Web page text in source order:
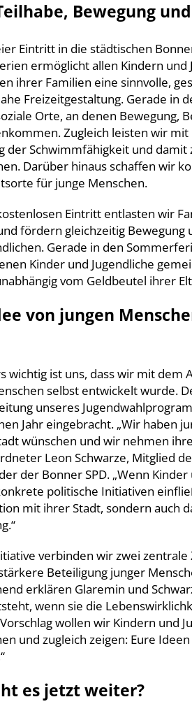
Bewegung
Eintritt in die städtischen
ermöglicht allen Kindern und
ihrer Familien eine sinnvolle,
Freizeitgestaltung. Gerade in
Orte, an denen Bewegung,
Zugleich leisten wir
der Schwimmfähigkeit und damit
Darüber hinaus schaffen wir
für junge Menschen.
Eintritt entlasten wir
fördern gleichzeitig
Gerade in den
Kinder und Jugendliche
vom Geldbeutel ihrer
von jungen
wichtig ist uns, dass wir mit dem
selbst entwickelt wurde.
unseres
Jahr eingebracht. „Wir haben
wünschen und wir nehmen
Leon Schwarze, Mitglied
der Bonner SPD. „Wenn
politische Initiativen
mit ihrer Stadt, sondern auch
verbinden wir zwei
Beteiligung junger
erklären Glaremin und
wenn sie die
wollen wir Kindern und
und zugleich zeigen: Eure
es jetzt weiter?